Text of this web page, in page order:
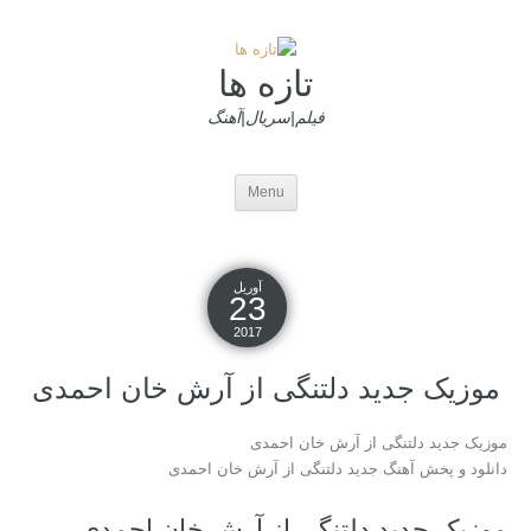
تازه ها
فیلم|سریال|آهنگ
Menu
آوریل
23
2017
موزیک جدید دلتنگی از آرش خان احمدی
موزیک جدید دلتنگی از آرش خان احمدی
دانلود و پخش آهنگ جدید دلتنگی از آرش خان احمدی